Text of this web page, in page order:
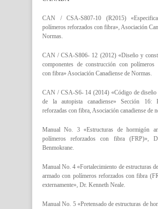
CAN / CSA-S807-10 (R2015)
polímeros reforzados con fibra», Asociación
Normas.
CAN / CSA-S806- 12 (2012) «Diseño y
componentes de construcción con polímeros
con fibra» Asociación Canadiense de Normas.
CAN / CSA-S6- 14 (2014) «Código de diseño
de la autopista canadiense» Sección 16:
reforzadas con fibra, Asociación canadiense de
Manual No. 3 «Estructuras de hormigón
polímeros reforzados con fibra (FRP)»,
Benmokrane.
Manual No. 4 «Fortalecimiento de estructuras
armado con polímeros reforzados con fibra
externamente», Dr. Kenneth Neale.
Manual No. 5 «Pretensado de estructuras de